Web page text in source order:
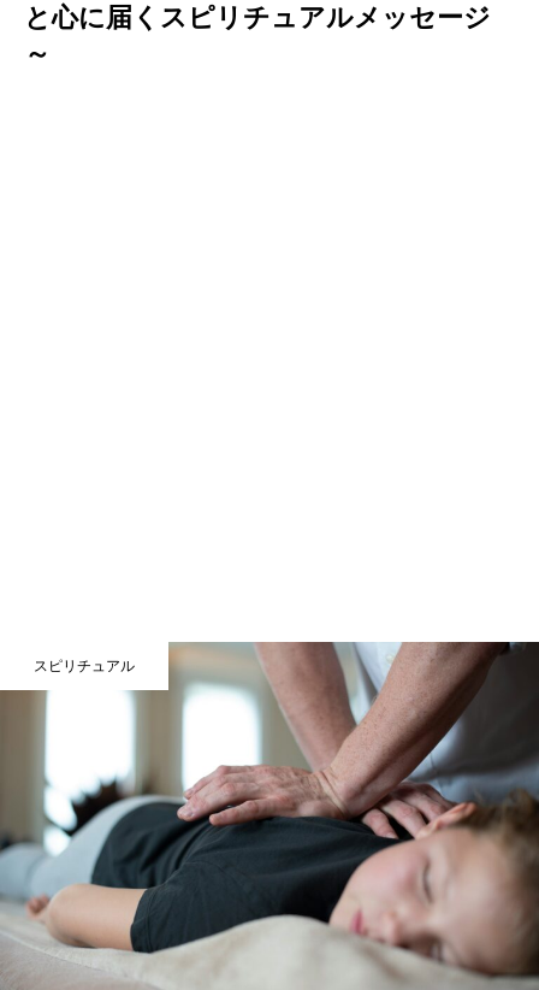
と心に届くスピリチュアルメッセージ
～
スピリチュアル